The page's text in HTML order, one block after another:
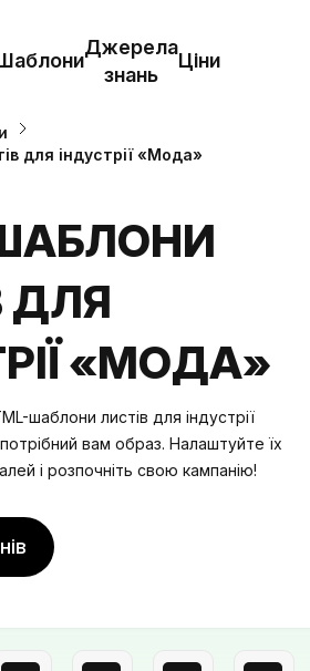
Джерела
знань
Ціни
для індустрії «Мода»
ДЛЯ
«МОДА»
шаблони листів для індустрії
вам образ. Налаштуйте їх
і розпочніть свою кампанію!